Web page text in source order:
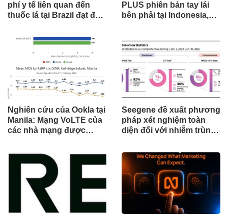
phí y tế liên quan đến
thuốc lá tại Brazil đạt đến
tòa án chuẩn bị ra phán
PLUS phiên bản tay lái
bên phải tại Indonesia,
toàn cầu
Nghiên cứu của Ookla tại
Manila: Mạng VoLTE của
các nhà mạng được
về chất lượng và độ tin
cậy của cuộc gọi thoại
Seegene đề xuất phương
pháp xét nghiệm toàn
diện đối với nhiễm trùng
qua Nghiên cứu lâm
sàng một triệu ca toàn
cầu (GMCS)